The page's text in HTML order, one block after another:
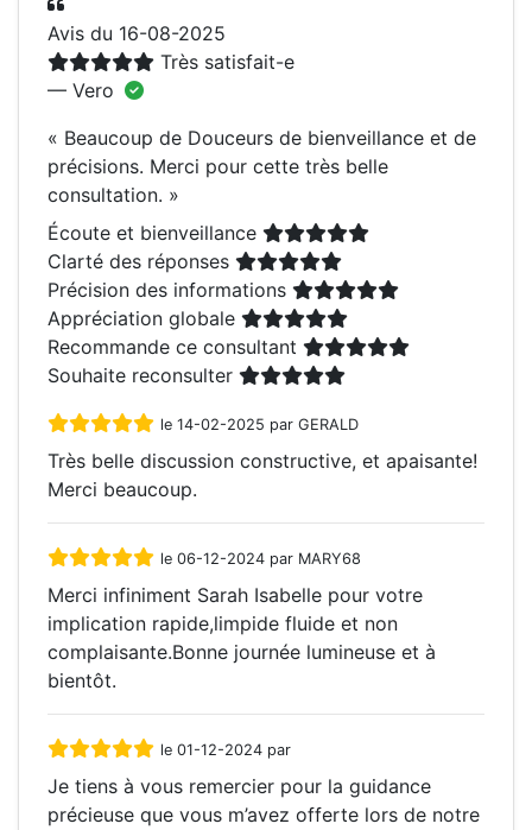
Avis du 16-08-2025
Très satisfait-e
— Vero
« Beaucoup de Douceurs de bienveillance et de
précisions. Merci pour cette très belle
consultation. »
Écoute et bienveillance
Clarté des réponses
Précision des informations
Appréciation globale
Recommande ce consultant
Souhaite reconsulter
le 14-02-2025 par GERALD
Très belle discussion constructive, et apaisante!
Merci beaucoup.
le 06-12-2024 par MARY68
Merci infiniment Sarah Isabelle pour votre
implication rapide,limpide fluide et non
complaisante.Bonne journée lumineuse et à
bientôt.
le 01-12-2024 par
Je tiens à vous remercier pour la guidance
précieuse que vous m’avez offerte lors de notre